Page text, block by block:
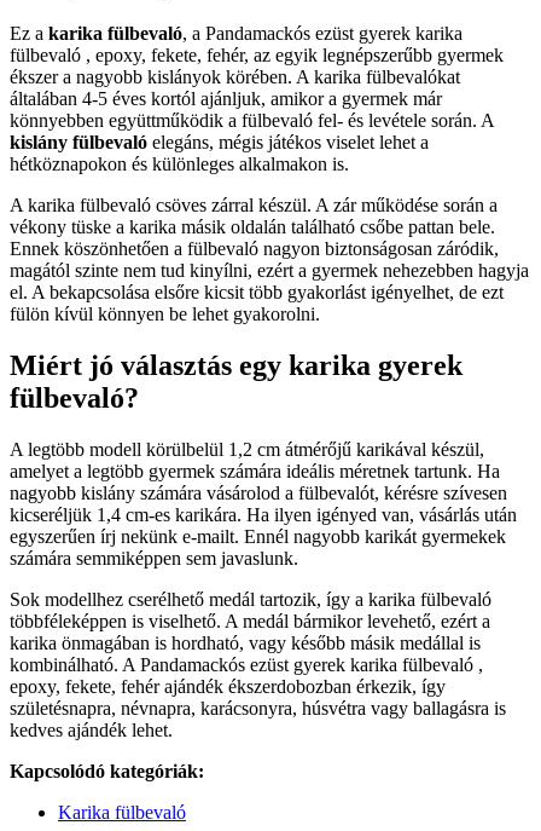
Ez a karika fülbevaló, a Pandamackós ezüst gyerek karika
fülbevaló , epoxy, fekete, fehér, az egyik legnépszerűbb gyermek
ékszer a nagyobb kislányok körében. A karika fülbevalókat
általában 4-5 éves kortól ajánljuk, amikor a gyermek már
könnyebben együttműködik a fülbevaló fel- és levétele során. A
kislány fülbevaló elegáns, mégis játékos viselet lehet a
hétköznapokon és különleges alkalmakon is.
A karika fülbevaló csöves zárral készül. A zár működése során a
vékony tüske a karika másik oldalán található csőbe pattan bele.
Ennek köszönhetően a fülbevaló nagyon biztonságosan záródik,
magától szinte nem tud kinyílni, ezért a gyermek nehezebben hagyja
el. A bekapcsolása elsőre kicsit több gyakorlást igényelhet, de ezt
fülön kívül könnyen be lehet gyakorolni.
Miért jó választás egy karika gyerek
fülbevaló?
A legtöbb modell körülbelül 1,2 cm átmérőjű karikával készül,
amelyet a legtöbb gyermek számára ideális méretnek tartunk. Ha
nagyobb kislány számára vásárolod a fülbevalót, kérésre szívesen
kicseréljük 1,4 cm-es karikára. Ha ilyen igényed van, vásárlás után
egyszerűen írj nekünk e-mailt. Ennél nagyobb karikát gyermekek
számára semmiképpen sem javaslunk.
Sok modellhez cserélhető medál tartozik, így a karika fülbevaló
többféleképpen is viselhető. A medál bármikor levehető, ezért a
karika önmagában is hordható, vagy később másik medállal is
kombinálható. A Pandamackós ezüst gyerek karika fülbevaló ,
epoxy, fekete, fehér ajándék ékszerdobozban érkezik, így
születésnapra, névnapra, karácsonyra, húsvétra vagy ballagásra is
kedves ajándék lehet.
Kapcsolódó kategóriák:
Karika fülbevaló